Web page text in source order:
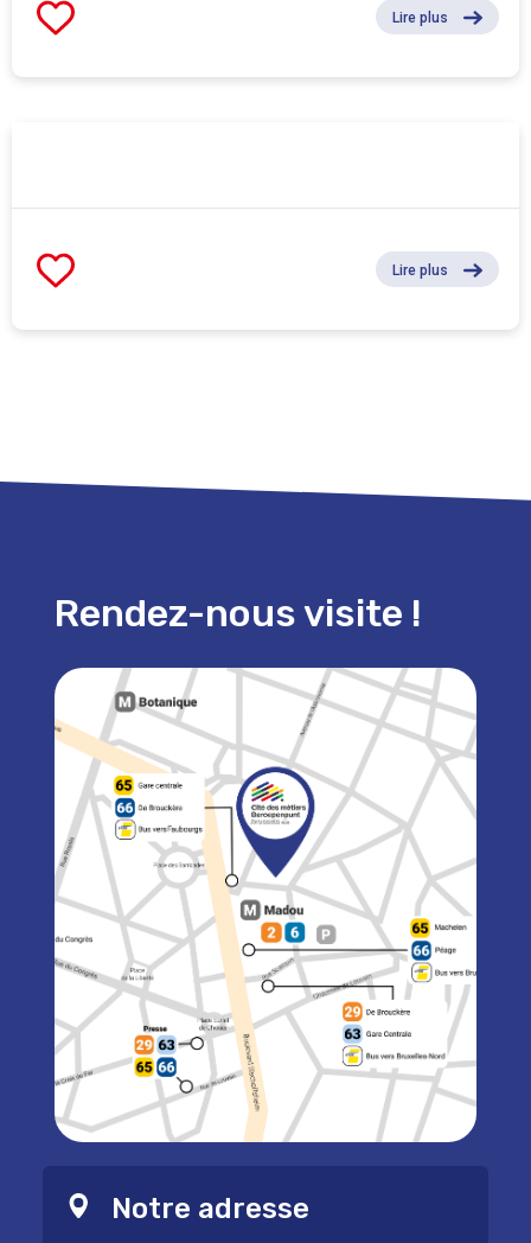
Lire plus
Lire plus
Rendez-nous visite !
Notre adresse